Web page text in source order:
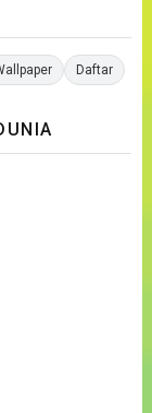
Daftar